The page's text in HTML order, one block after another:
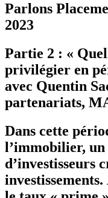
Parlons
2023
Partie 2 : «
privilégier en
avec Quentin
partenariats,
Dans cette
l’immobilier,
d’investisseurs